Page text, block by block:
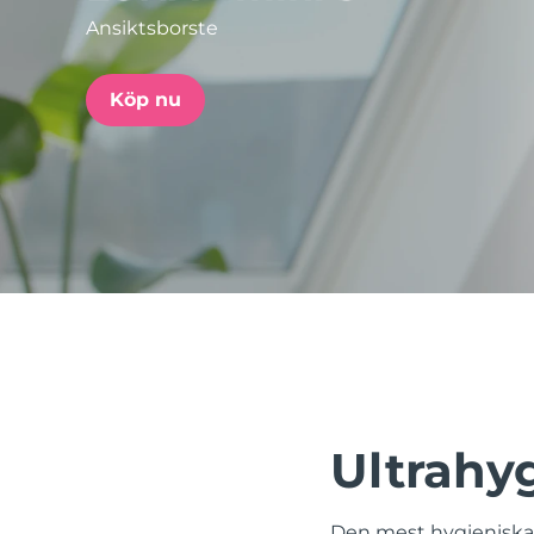
Ansiktsborste
Köp nu
issa™ Teeth Whitening Set
POPULÄR